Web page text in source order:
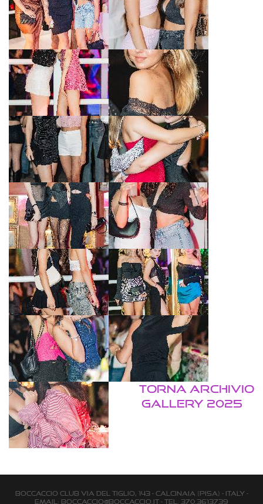
TORNA ARCHIVIO
GALLERY 2025
BOCCACCIO CLUB via Del Tiglio, 143 - Calcinaia (Pisa) - Italy -
email: boccaccio@boccaccio.it - Tel. 370.3613739